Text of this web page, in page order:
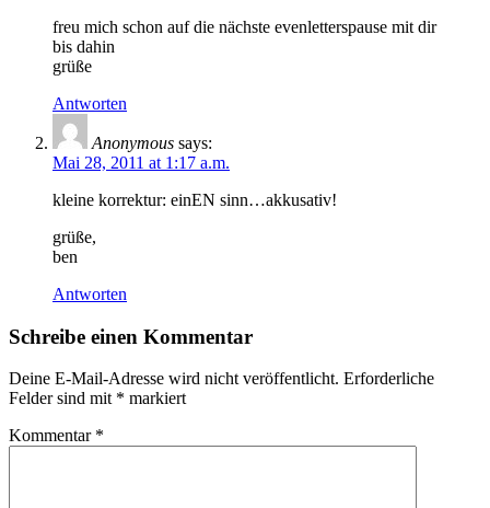
freu mich schon auf die nächste evenletterspause mit dir
bis dahin
grüße
Antworten
Anonymous says:
Mai 28, 2011 at 1:17 a.m.
kleine korrektur: einEN sinn…akkusativ!
grüße,
ben
Antworten
Schreibe einen Kommentar
Deine E-Mail-Adresse wird nicht veröffentlicht. Erforderliche
Felder sind mit * markiert
Kommentar *